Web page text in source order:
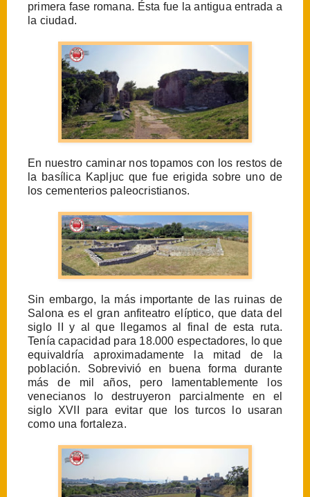
primera fase romana. Ésta fue la antigua entrada a
la ciudad.
En nuestro caminar nos topamos con los restos de
la basílica Kapljuc que fue erigida sobre uno de
los cementerios paleocristianos.
Sin embargo, la más importante de las ruinas de
Salona es el gran anfiteatro elíptico, que data del
siglo II y al que llegamos al final de esta ruta.
Tenía capacidad para 18.000 espectadores, lo que
equivaldría aproximadamente la mitad de la
población. Sobrevivió en buena forma durante
más de mil años, pero lamentablemente los
venecianos lo destruyeron parcialmente en el
siglo XVII para evitar que los turcos lo usaran
como una fortaleza.